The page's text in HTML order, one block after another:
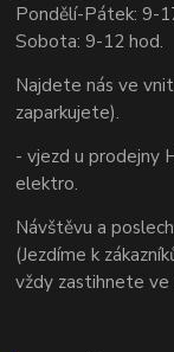
Pondělí-Pátek: 9-
Sobota: 9-12 hod.
Najdete nás ve
zaparkujete).
- vjezd u prodejny
elektro.
Návštěvu a
(Jezdíme k
vždy zastihnete ve